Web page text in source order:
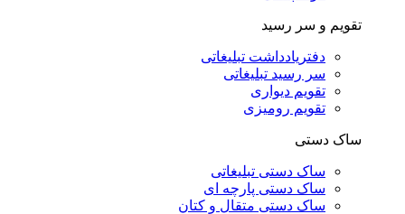
تقویم و سر رسید
دفتریادداشت تبلیغاتی
سر رسید تبلیغاتی
تقویم دیواری
تقویم رومیزی
ساک دستی
ساک دستی تبلیغاتی
ساک دستی پارچه ای
ساک دستی متقال و کتان